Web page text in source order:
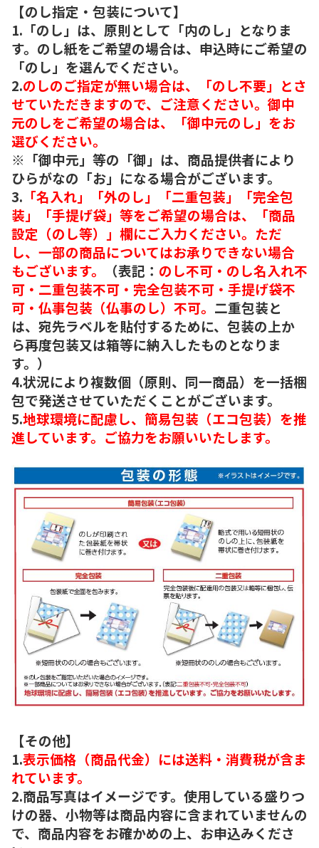
【のし指定・包装について】
1.「のし」は、原則として「内のし」となりま
す。のし紙をご希望の場合は、申込時にご希望の
「のし」を選んでください。
2.のしのご指定が無い場合は、「のし不要」とさ
せていただきますので、ご注意ください。御中
元のしをご希望の場合は、「御中元のし」をお
選びください。
※「御中元」等の「御」は、商品提供者により
ひらがなの「お」になる場合がございます。
3. 「名入れ」「外のし」「二重包装」「完全包
装」「手提げ袋」等をご希望の場合は、「商品
設定（のし等）」欄にご入力ください。ただ
し、一部の商品についてはお承りできない場合
もございます。
（表記： のし不可・のし名入れ不
可・二重包装不可・完全包装不可・手提げ袋不
可・仏事包装（仏事のし）不可。 二重包装と
は、宛先ラベルを貼付するために、包装の上か
ら再度包装又は箱等に納入したものとなりま
す。）
4.状況により複数個（原則、同一商品）を一括梱
包で発送させていただくことがございます。
5.地球環境に配慮し、簡易包装（エコ包装）を推
進しています。ご協力をお願いいたします。
【その他】
1.表示価格（商品代金）には送料・消費税が含ま
れています。
2.商品写真はイメージです。使用している盛りつ
けの器、小物等は商品内容に含まれていませんの
で、商品内容をお確かめの上、お申込みくださ